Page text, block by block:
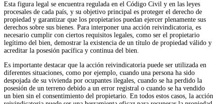
Esta figura legal se encuentra regulada en el Código Civil y en las leyes
procesales de cada país, y su objetivo principal es proteger el derecho de
propiedad y garantizar que los propietarios puedan ejercer plenamente sus
derechos sobre sus bienes. Para interponer una acción reivindicatoria, es
necesario cumplir con ciertos requisitos legales, como ser el propietario
legítimo del bien, demostrar la existencia de un título de propiedad válido y
acreditar la posesión pacífica y continua del bien.
Es importante destacar que la acción reivindicatoria puede ser utilizada en
diferentes situaciones, como por ejemplo, cuando una persona ha sido
despojada de su vivienda por ocupantes ilegales, cuando se ha perdido la
posesión de un terreno debido a un error registral o cuando se ha vendido
un bien sin el consentimiento del propietario. En todos estos casos, la acción